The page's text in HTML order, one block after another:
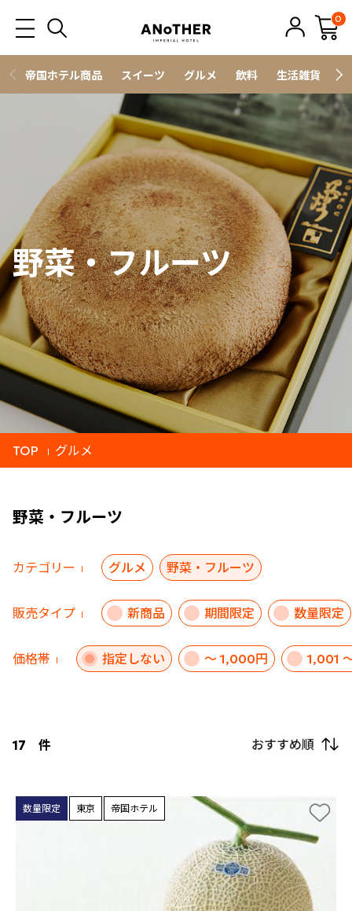
0
帝国ホテル商品 スイーツ グルメ 飲料 生活雑貨
野菜・フルーツ
TOP グルメ
野菜・フルーツ
カテゴリー グルメ 野菜・フルーツ
販売タイプ 新商品 期間限定 数量限定
価格帯 指定しない ～ 1,000円 1,001
17 件 おすすめ順
数量限定 東京 帝国ホテル